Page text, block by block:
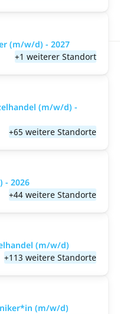
(m/w/d) - 2027
+1 weiterer Standort
(m/w/d) -
+65 weitere Standorte
- 2026
+44 weitere Standorte
(m/w/d)
+113 weitere Standorte
(m/w/d)